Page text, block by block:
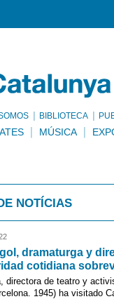
BIBLIOTECA
MÚSICA
NOTÍCIAS
dramaturga y
cotidiana
directora de teatro y
1945) ha visitado